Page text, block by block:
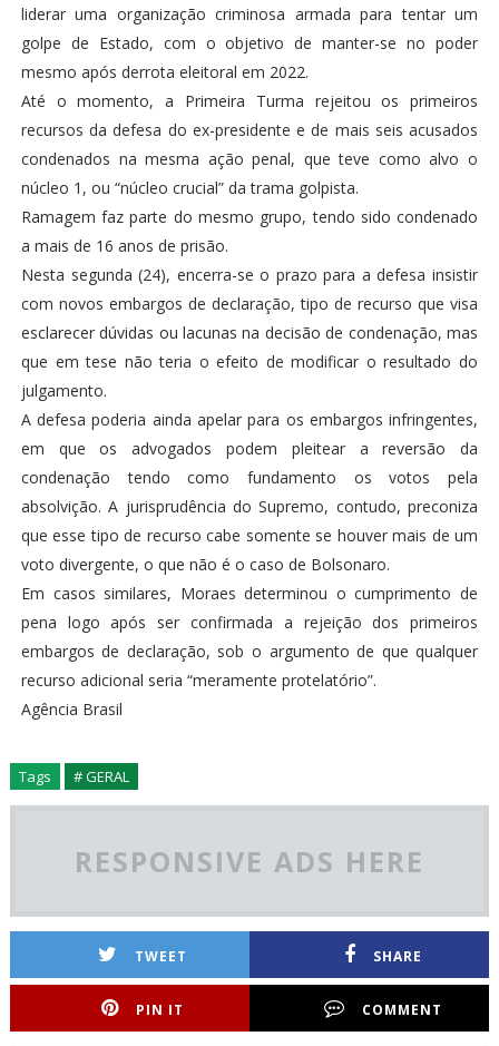
liderar uma organização criminosa armada para tentar um
golpe de Estado, com o objetivo de manter-se no poder
mesmo após derrota eleitoral em 2022.
Até o momento, a Primeira Turma rejeitou os primeiros
recursos da defesa do ex-presidente e de mais seis acusados
condenados na mesma ação penal, que teve como alvo o
núcleo 1, ou “núcleo crucial” da trama golpista.
Ramagem faz parte do mesmo grupo, tendo sido condenado
a mais de 16 anos de prisão.
Nesta segunda (24), encerra-se o prazo para a defesa insistir
com novos embargos de declaração, tipo de recurso que visa
esclarecer dúvidas ou lacunas na decisão de condenação, mas
que em tese não teria o efeito de modificar o resultado do
julgamento.
A defesa poderia ainda apelar para os embargos infringentes,
em que os advogados podem pleitear a reversão da
condenação tendo como fundamento os votos pela
absolvição. A jurisprudência do Supremo, contudo, preconiza
que esse tipo de recurso cabe somente se houver mais de um
voto divergente, o que não é o caso de Bolsonaro.
Em casos similares, Moraes determinou o cumprimento de
pena logo após ser confirmada a rejeição dos primeiros
embargos de declaração, sob o argumento de que qualquer
recurso adicional seria “meramente protelatório”.
Agência Brasil
Tags # GERAL
RESPONSIVE ADS HERE
TWEET SHARE
PIN IT COMMENT